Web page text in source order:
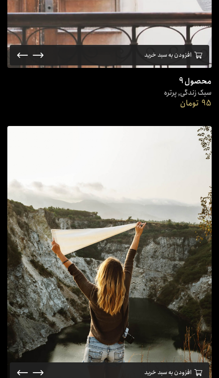
افزودن به سبد خرید
محصول 9
سبک زندگی,پرتره
95 تومان
افزودن به سبد خرید